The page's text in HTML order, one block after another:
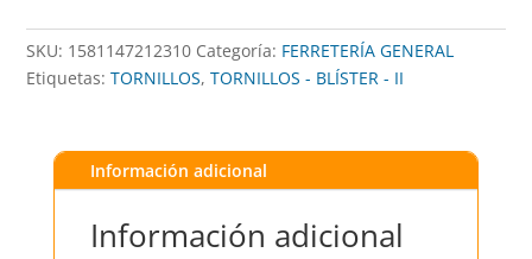
SKU: 1581147212310 Categoría: FERRETERÍA GENERAL
Etiquetas:TORNILLOS,TORNILLOS - BLÍSTER - II
Información adicional
Información adicional